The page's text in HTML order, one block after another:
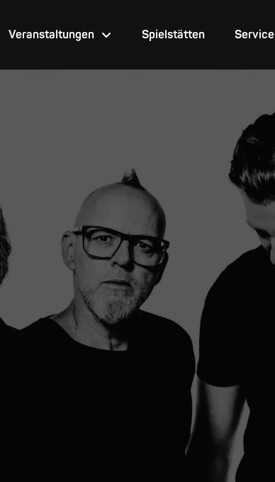
Veranstaltungen Spielstätten Service